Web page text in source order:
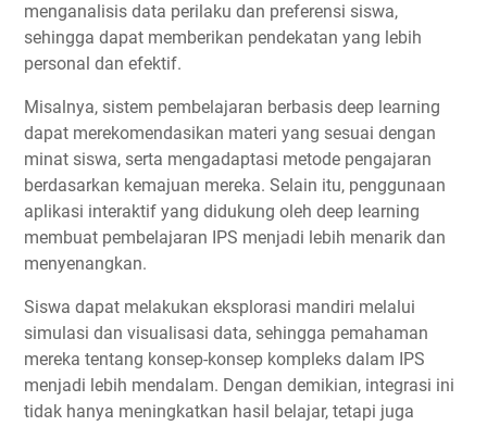
menganalisis data perilaku dan preferensi siswa,
sehingga dapat memberikan pendekatan yang lebih
personal dan efektif.
Misalnya, sistem pembelajaran berbasis deep learning
dapat merekomendasikan materi yang sesuai dengan
minat siswa, serta mengadaptasi metode pengajaran
berdasarkan kemajuan mereka. Selain itu, penggunaan
aplikasi interaktif yang didukung oleh deep learning
membuat pembelajaran IPS menjadi lebih menarik dan
menyenangkan.
Siswa dapat melakukan eksplorasi mandiri melalui
simulasi dan visualisasi data, sehingga pemahaman
mereka tentang konsep-konsep kompleks dalam IPS
menjadi lebih mendalam. Dengan demikian, integrasi ini
tidak hanya meningkatkan hasil belajar, tetapi juga